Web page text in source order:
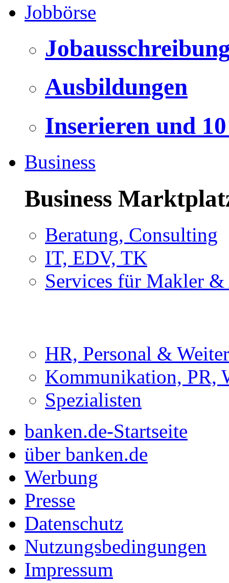
Jobbörse
Ausbildungen
Inserieren und
Business
Business
Beratung, Consulting
IT, EDV, TK
Services für Makler &
HR, Personal &
Kommunikation, PR,
Spezialisten
banken.de-Startseite
über banken.de
Werbung
Presse
Datenschutz
Nutzungsbedingungen
Impressum